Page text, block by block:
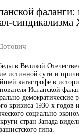
фаланги:
в Великой
истинной сути и
катастрофе в
Испанской
демократические
кризиса 1930-х годов
социально-
стран Запада
типа.